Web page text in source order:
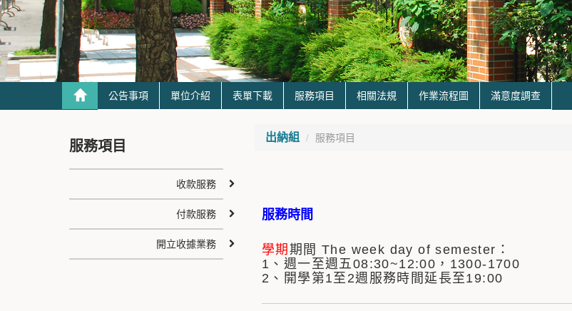
公告事項 單位介紹 表單下載 服務項目 相關法規 作業流程圖 滿意度調查
出納組 服務項目
服務時間
學期 期間 The week day of semester：
1、週一至週五08:30~12:00，1300-1700
2、開學第1至2週服務時間延長至19:00
服務項目
收款服務
付款服務
開立收據業務